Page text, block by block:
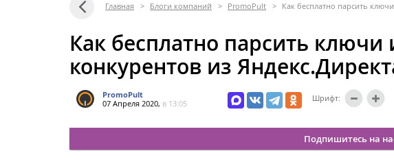
Главная > Блоги компаний > PromoPult > Как бесплатно парсить
Как бесплатно парсить ключи
конкурентов из
PromoPult
07 Апреля 2020, в 13:05
Шрифт:
Подпишитесь на